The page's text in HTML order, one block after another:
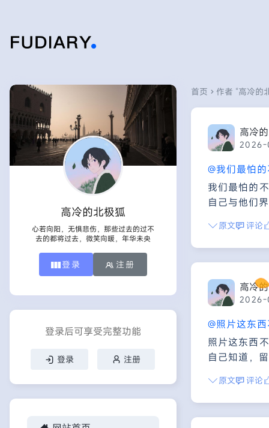
高冷的北极狐
心若向阳，无惧悲伤，那些过去的过不
去的都将过去，微笑向暖，年华未央
登录 注册
登录后可享受完整功能
登录 注册
首页 作者 “高冷的
高冷
2026-
@我们最怕
我们最怕的
自己与他们
原文 评论
高冷
2026-
@照片这东
照片这东西
自己知道，
原文 评论